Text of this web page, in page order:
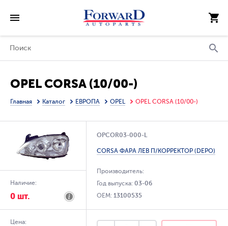
OPEL CORSA (10/00-)
Главная Каталог ЕВРОПА OPEL OPEL CORSA (10/00-)
Наличие:
0 шт.
OPCOR03-000-L
CORSA ФАРА ЛЕВ П/КОРРЕКТОР (DEPO)
Производитель:
Год выпуска:03-06
OEM:13100535
Цена: